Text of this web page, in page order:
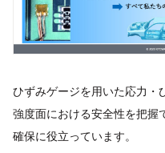
ひずみゲージを用いた応力・
強度面における安全性を把握
確保に役立っています。